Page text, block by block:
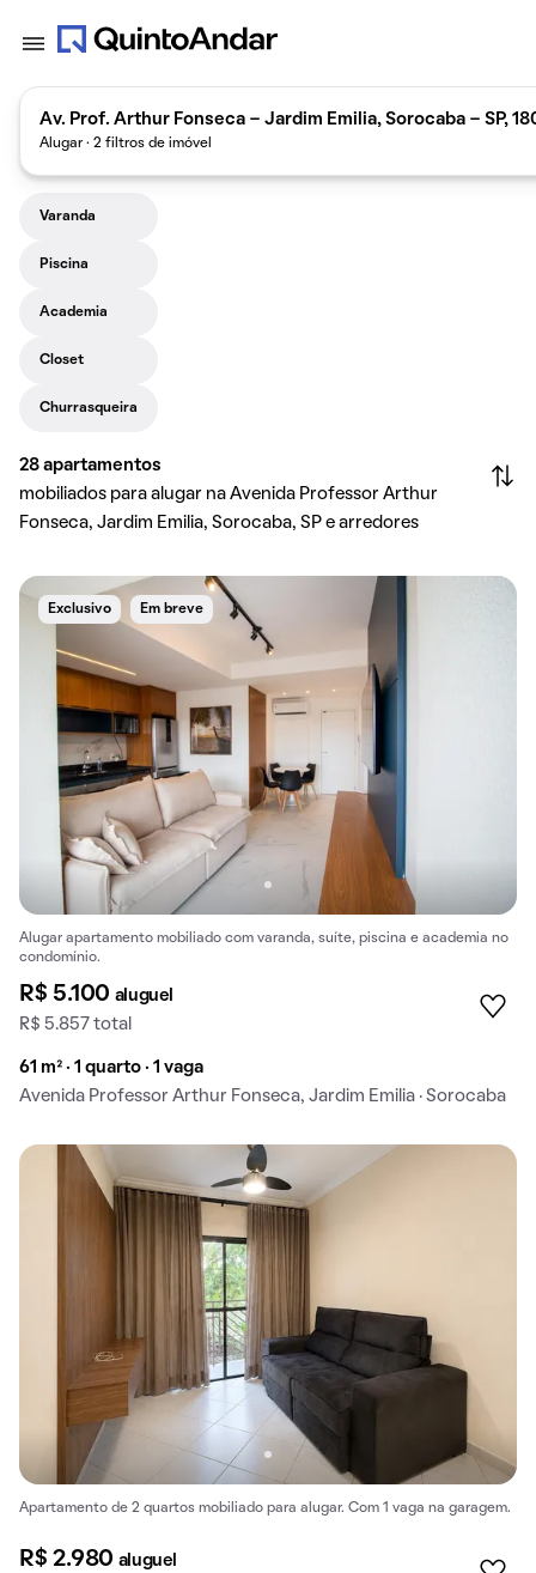
Av. Prof. Arthur Fonseca - Jardim Emilia, Sorocaba - SP,
Alugar · 2 filtros de imóvel
Varanda
Piscina
Academia
Closet
Churrasqueira
28 apartamentos
mobiliados para alugar na Avenida Professor Arthur
Fonseca, Jardim Emilia, Sorocaba, SP e arredores
Exclusivo Em breve
Alugar apartamento mobiliado com varanda, suíte, piscina e academia no
condomínio.
R$ 5.100 aluguel
R$ 5.857 total
61 m² · 1 quarto · 1 vaga
Avenida Professor Arthur Fonseca, Jardim Emilia · Sorocaba
Apartamento de 2 quartos mobiliado para alugar. Com 1 vaga na garagem.
R$ 2.980 aluguel